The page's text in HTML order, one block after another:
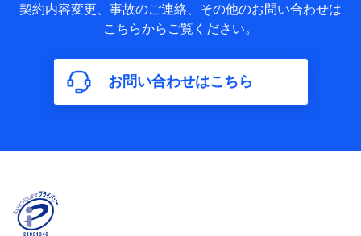
約に関する情報。例として、保険契約者及び被保険者の氏
名、住所、生年月日、性別、保険契約者と被保険者の関係、
保険加入の目的、保険商品の内容、保険料、保険料のお支払
年数などの情報、ペットの種類や年齢などの情報などが含ま
れます。
【共同して利用する者の範囲】
株式会社NTTドコモ
当社又は株式会社NTTドコモが提供する保険関連サービスに
おけるユーザ登録受付および管理のため
当社又は株式会社NTTドコモと取引のあるもしくは委託を受
契約内容変更、事故のご連絡、その他のお問い合わせは
こちらからご覧ください。
お問い合わせはこちら